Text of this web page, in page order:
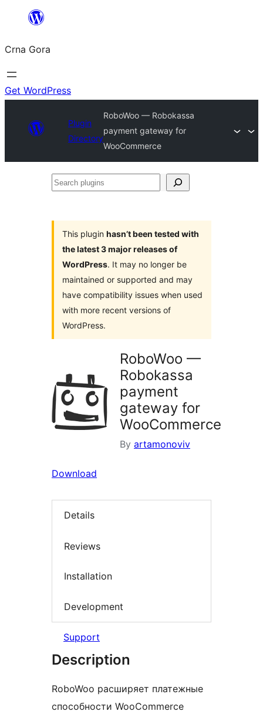
content
Crna Gora
Get WordPress
Plugin
Directory
RoboWoo — Robokassa
payment gateway for
WooCommerce
Search
This plugin hasn’t been tested with
the latest 3 major releases of
WordPress. It may no longer be
maintained or supported and may
have compatibility issues when used
with more recent versions of
WordPress.
RoboWoo —
Robokassa
payment
gateway for
WooCommerce
By artamonoviv
Download
Details
Reviews
Installation
Development
Support
Description
RoboWoo расширяет платежные
способности WooCommerce